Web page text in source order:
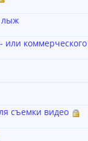
лыж
съемки видео